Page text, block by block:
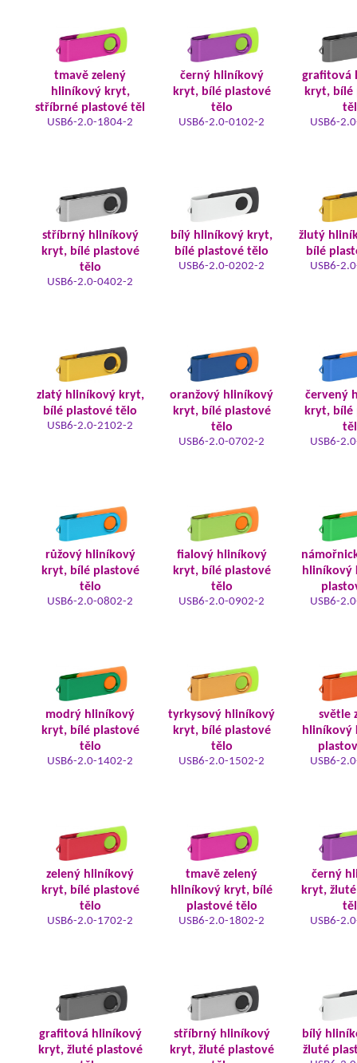
tmavě zelený
hliníkový kryt,
stříbrné plastové těl
USB6-2.0-1804-2
černý hliníkový
kryt, bílé plastové
tělo
USB6-2.0-0102-2
grafitová
kryt, bílé
USB6-
stříbrný hliníkový
kryt, bílé plastové
tělo
USB6-2.0-0402-2
bílý hliníkový kryt,
bílé plastové tělo
USB6-2.0-0202-2
žlutý
bílé
USB6-
zlatý hliníkový kryt,
bílé plastové tělo
USB6-2.0-2102-2
oranžový hliníkový
kryt, bílé plastové
tělo
USB6-2.0-0702-2
červený
kryt, bílé
USB6-
růžový hliníkový
kryt, bílé plastové
tělo
USB6-2.0-0802-2
fialový hliníkový
kryt, bílé plastové
tělo
USB6-2.0-0902-2
hliníkový
USB6-
modrý hliníkový
kryt, bílé plastové
tělo
USB6-2.0-1402-2
tyrkysový hliníkový
kryt, bílé plastové
tělo
USB6-2.0-1502-2
světle
hliníkový
USB6-
zelený hliníkový
kryt, bílé plastové
tělo
USB6-2.0-1702-2
tmavě zelený
hliníkový kryt, bílé
plastové tělo
USB6-2.0-1802-2
černý
kryt,
USB6-
grafitová hliníkový
kryt, žluté plastové
stříbrný hliníkový
kryt, žluté plastové
bílý
žluté